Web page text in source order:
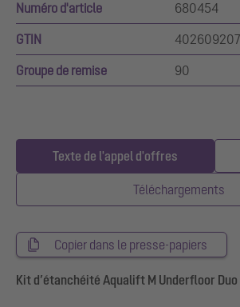
Numéro d'article 680454
GTIN
Groupe de remise 90
Texte de l'appel d'offres
Téléchargements
Copier dans le presse-papiers
Kit d’étanchéité Aqualift M Underfloor Duo